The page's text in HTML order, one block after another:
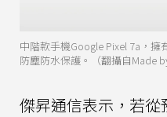
中階款手機Google Pixel 7a，擁
防塵防水保護。（翻攝自Made
傑昇通信表示，若